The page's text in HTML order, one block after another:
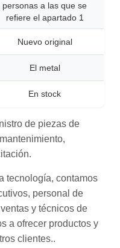
personas a las que se
refiere el apartado 1
Nuevo original
El metal
En stock
de piezas de
tecnología, contamos
personal de
y técnicos de
a ofrecer productos y
clientes..